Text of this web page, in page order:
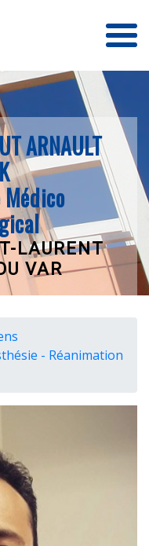
ARNAULT
LAURENT
VAR
- Réanimation